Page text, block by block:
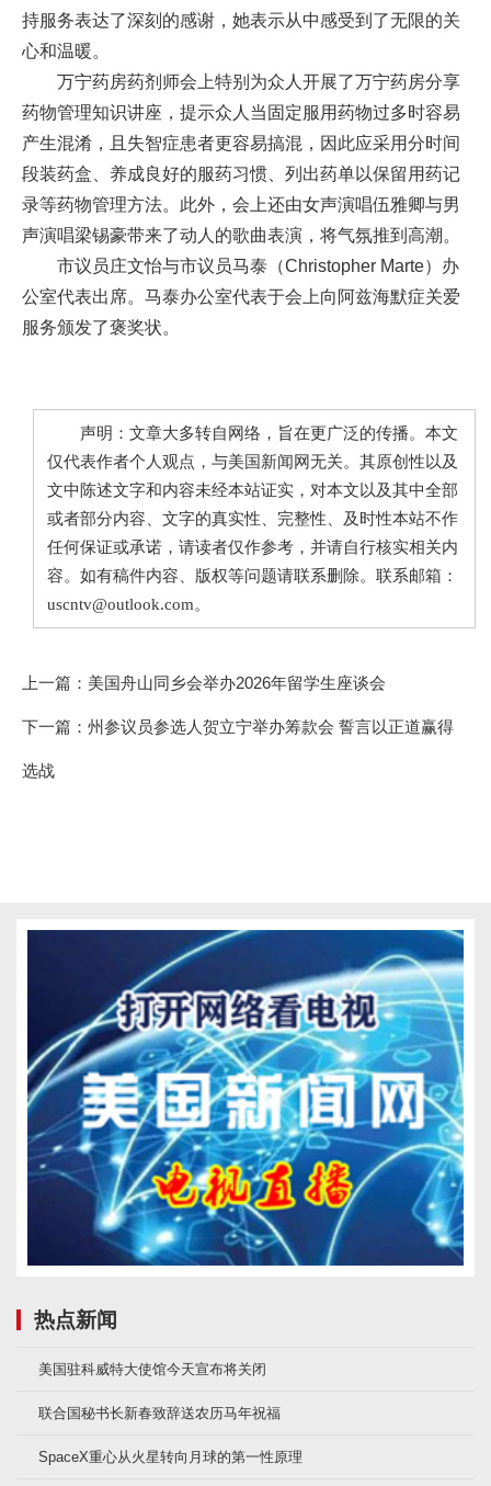
持服务表达了深刻的感谢，她表示从中感受到了无限的关
心和温暖。
万宁药房药剂师会上特别为众人开展了万宁药房分享
药物管理知识讲座，提示众人当固定服用药物过多时容易
产生混淆，且失智症患者更容易搞混，因此应采用分时间
段装药盒、养成良好的服药习惯、列出药单以保留用药记
录等药物管理方法。此外，会上还由女声演唱伍雅卿与男
声演唱梁锡豪带来了动人的歌曲表演，将气氛推到高潮。
市议员庄文怡与市议员马泰（Christopher Marte）办
公室代表出席。马泰办公室代表于会上向阿兹海默症关爱
服务颁发了褒奖状。
声明：文章大多转自网络，旨在更广泛的传播。本文
仅代表作者个人观点，与美国新闻网无关。其原创性以及
文中陈述文字和内容未经本站证实，对本文以及其中全部
或者部分内容、文字的真实性、完整性、及时性本站不作
任何保证或承诺，请读者仅作参考，并请自行核实相关内
容。如有稿件内容、版权等问题请联系删除。联系邮箱：
uscntv@outlook.com。
上一篇： 美国舟山同乡会举办2026年留学生座谈会
下一篇： 州参议员参选人贺立宁举办筹款会 誓言以正道赢得
选战
热点新闻
美国驻科威特大使馆今天宣布将关闭
联合国秘书长新春致辞送农历马年祝福
SpaceX重心从火星转向月球的第一性原理